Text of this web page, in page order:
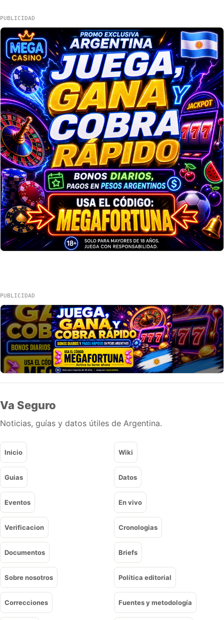
PUBLICIDAD
PUBLICIDAD
Va Seguro
Noticias, guías y datos útiles de Argentina.
Inicio Wiki
Guias Datos
Eventos En vivo
Verificacion Cronologias
Documentos Briefs
Sobre nosotros Política editorial
Correcciones Fuentes y metodología